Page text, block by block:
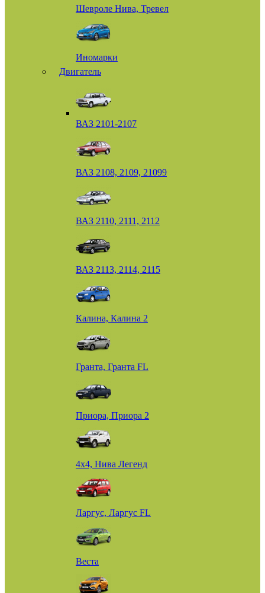
Шевроле Нива, Тревел
Иномарки
Двигатель
ВАЗ 2101-2107
ВАЗ 2108, 2109, 21099
ВАЗ 2110, 2111, 2112
ВАЗ 2113, 2114, 2115
Калина, Калина 2
Гранта, Гранта FL
Приора, Приора 2
4х4, Нива Легенд
Ларгус, Ларгус FL
Веста